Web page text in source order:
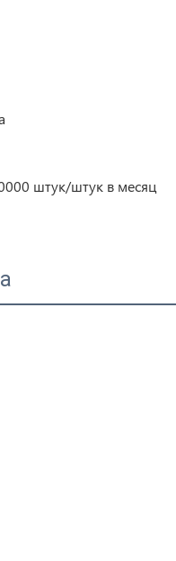
штук/штук в месяц